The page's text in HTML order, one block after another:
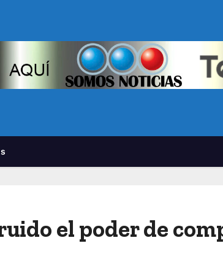
el poder de